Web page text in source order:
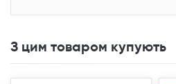
З цим товаром купують